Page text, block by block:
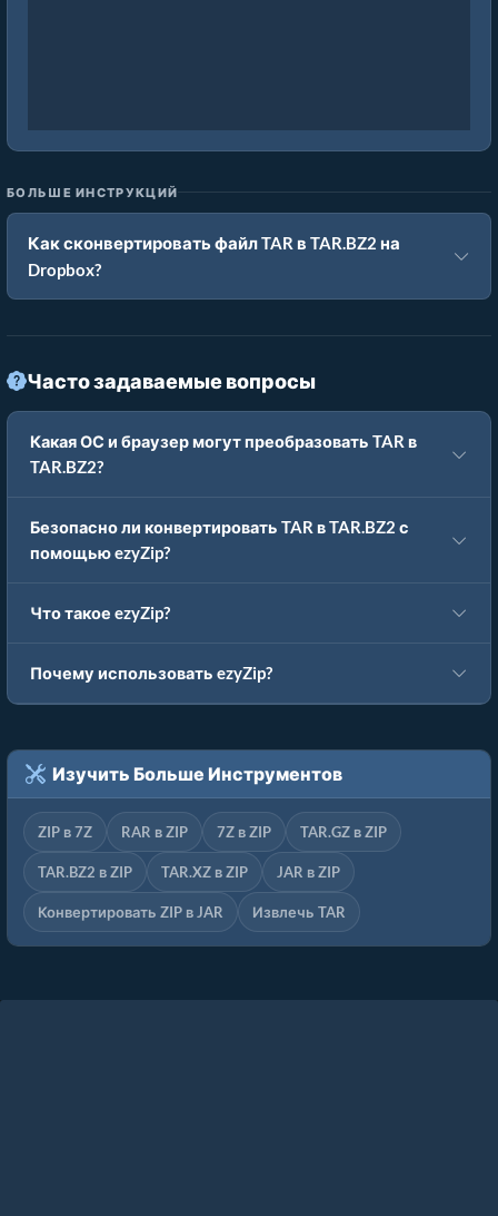
БОЛЬШЕ ИНСТРУКЦИЙ
Как сконвертировать файл TAR в TAR.BZ2 на
Dropbox?
Часто задаваемые вопросы
Какая ОС и браузер могут преобразовать TAR в
TAR.BZ2?
Безопасно ли конвертировать TAR в TAR.BZ2 с
помощью ezyZip?
Что такое ezyZip?
Почему использовать ezyZip?
Изучить Больше Инструментов
ZIP в 7Z RAR в ZIP 7Z в ZIP TAR.GZ в ZIP
TAR.BZ2 в ZIP TAR.XZ в ZIP JAR в ZIP
Конвертировать ZIP в JAR Извлечь TAR